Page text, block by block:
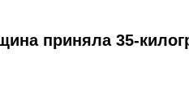
приняла 35-